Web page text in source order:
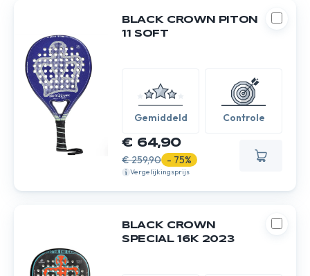
BLACK CROWN PITON
11 SOFT
Gemiddeld Controle
€ 64,90
€ 259,90 - 75%
Vergelijkingsprijs
BLACK CROWN
SPECIAL 16K 2023